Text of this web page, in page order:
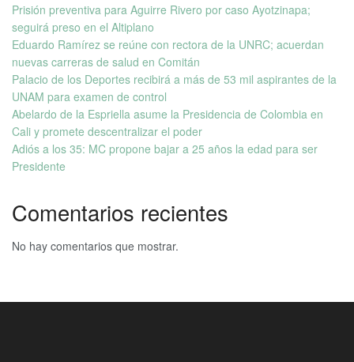
Prisión preventiva para Aguirre Rivero por caso Ayotzinapa;
seguirá preso en el Altiplano
Eduardo Ramírez se reúne con rectora de la UNRC; acuerdan
nuevas carreras de salud en Comitán
Palacio de los Deportes recibirá a más de 53 mil aspirantes de la
UNAM para examen de control
Abelardo de la Espriella asume la Presidencia de Colombia en
Cali y promete descentralizar el poder
Adiós a los 35: MC propone bajar a 25 años la edad para ser
Presidente
Comentarios recientes
No hay comentarios que mostrar.